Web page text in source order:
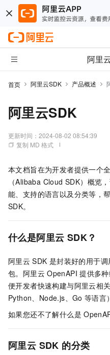
阿里
首页 阿里云SDK 产品概述
阿里云SDK
更新时间： 2024-08-02 08:54:39
复制 MD 格式
本文档旨在为开发者提供一个
（Alibaba Cloud SDK）概览
能、支持的语言以及分类等，
SDK。
什么是阿里云 SDK？
阿里云 SDK 是封装好的用于调
包。阿里云 OpenAPI 提供多
便开发者快速构建与阿里云相
Python、Node.js、Go 等语言
如果您还不了解什么是
阿里云 SDK 的分类